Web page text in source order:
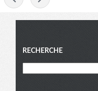
Menu
RECHERCHE